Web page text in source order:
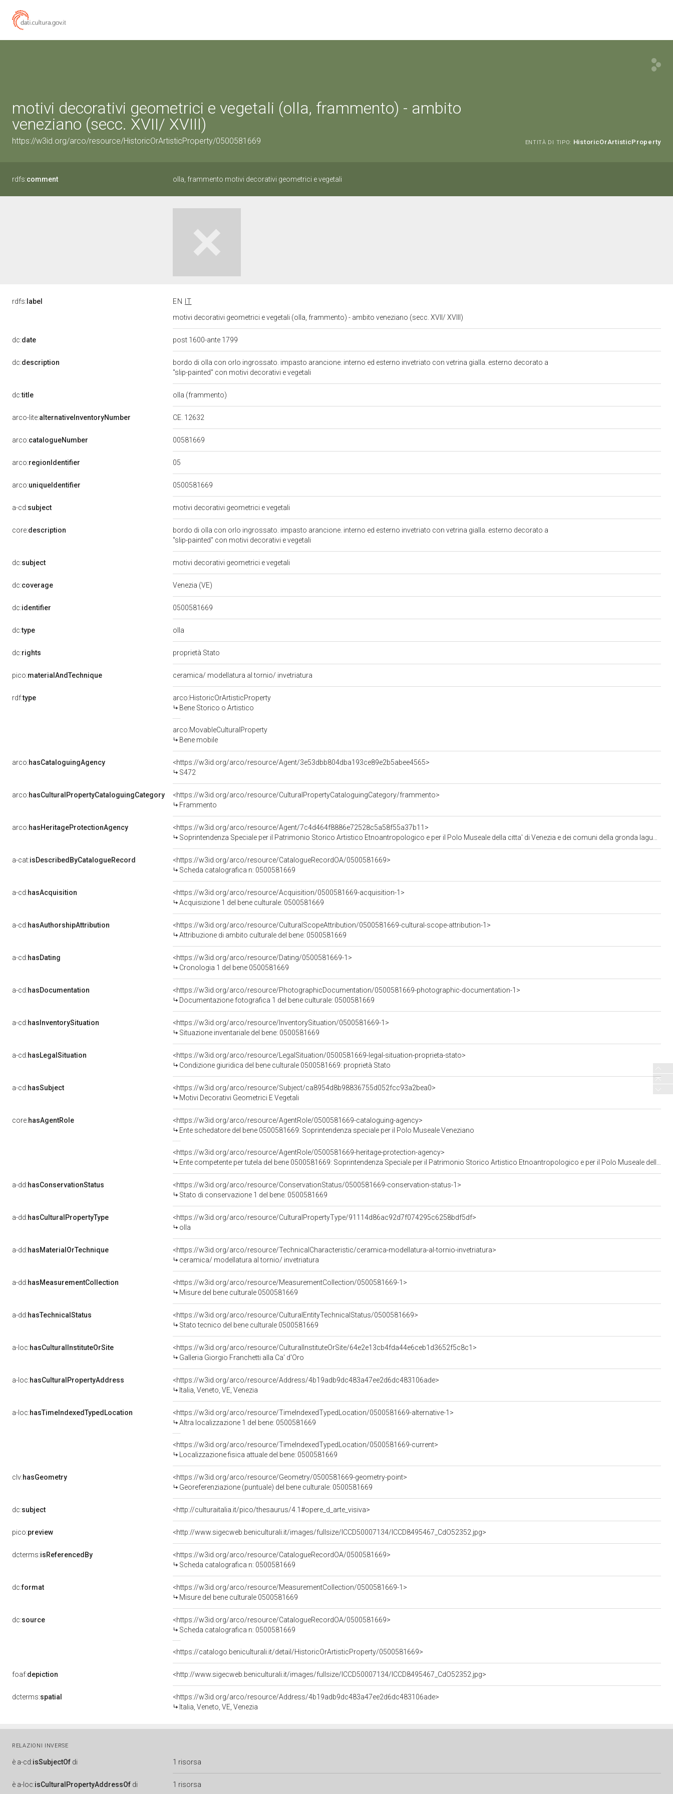
motivi decorativi geometrici e vegetali (olla, frammento) - ambito
veneziano (secc. XVII/ XVIII)
https://w3id.org/arco/resource/HistoricOrArtisticProperty/0500581669 ENTITÀ DI TIPO: HistoricOrArtisticProperty
rdfs:comment olla, frammento motivi decorativi geometrici e vegetali
rdfs: label EN
IT
motivi decorativi geometrici e vegetali (olla, frammento) - ambito veneziano (secc. XVII/ XVIII)
dc:date post 1600-ante 1799
dc:description
bordo di olla con orlo ingrossato. impasto arancione. interno ed esterno invetriato con vetrina gialla. esterno decorato a
"slip-painted" con motivi decorativi e vegetali
dc:title olla (frammento)
arco-lite:alternativeInventoryNumber CE. 12632
arco:catalogueNumber 00581669
arco:regionIdentifier 05
arco:uniqueIdentifier 0500581669
a-cd:subject motivi decorativi geometrici e vegetali
core:description
bordo di olla con orlo ingrossato. impasto arancione. interno ed esterno invetriato con vetrina gialla. esterno decorato a
"slip-painted" con motivi decorativi e vegetali
dc:subject motivi decorativi geometrici e vegetali
dc:coverage Venezia (VE)
dc:identifier 0500581669
dc:type olla
dc:rights proprietà Stato
pico:materialAndTechnique ceramica/ modellatura al tornio/ invetriatura
rdf:type
arco:HistoricOrArtisticProperty
Bene Storico o Artistico
arco:MovableCulturalProperty
Bene mobile
arco:hasCataloguingAgency
<https://w3id.org/arco/resource/Agent/3e53dbb804dba193ce89e2b5abee4565>
S472
arco:hasCulturalPropertyCataloguingCategory
<https://w3id.org/arco/resource/CulturalPropertyCataloguingCategory/frammento>
Frammento
arco:hasHeritageProtectionAgency
<https://w3id.org/arco/resource/Agent/7c4d464f8886e72528c5a58f55a37b11>
Soprintendenza Speciale per il Patrimonio Storico Artistico Etnoantropologico e per il Polo Museale della citta' di Venezia e dei comuni della gronda lagunare
a-cat:isDescribedByCatalogueRecord
<https://w3id.org/arco/resource/CatalogueRecordOA/0500581669>
Scheda catalografica n: 0500581669
a-cd:hasAcquisition
<https://w3id.org/arco/resource/Acquisition/0500581669-acquisition-1>
Acquisizione 1 del bene culturale: 0500581669
a-cd:hasAuthorshipAttribution
<https://w3id.org/arco/resource/CulturalScopeAttribution/0500581669-cultural-scope-attribution-1>
Attribuzione di ambito culturale del bene: 0500581669
a-cd:hasDating
<https://w3id.org/arco/resource/Dating/0500581669-1>
Cronologia 1 del bene 0500581669
a-cd:hasDocumentation
<https://w3id.org/arco/resource/PhotographicDocumentation/0500581669-photographic-documentation-1>
Documentazione fotografica 1 del bene culturale: 0500581669
a-cd:hasInventorySituation
<https://w3id.org/arco/resource/InventorySituation/0500581669-1>
Situazione inventariale del bene: 0500581669
a-cd:hasLegalSituation
<https://w3id.org/arco/resource/LegalSituation/0500581669-legal-situation-proprieta-stato>
Condizione giuridica del bene culturale 0500581669: proprietà Stato
a-cd:hasSubject
<https://w3id.org/arco/resource/Subject/ca8954d8b98836755d052fcc93a2bea0>
Motivi Decorativi Geometrici E Vegetali
core:hasAgentRole
<https://w3id.org/arco/resource/AgentRole/0500581669-cataloguing-agency>
Ente schedatore del bene 0500581669: Soprintendenza speciale per il Polo Museale Veneziano
<https://w3id.org/arco/resource/AgentRole/0500581669-heritage-protection-agency>
Ente competente per tutela del bene 0500581669: Soprintendenza Speciale per il Patrimonio Storico Artistico Etnoantropologico e per il Polo Museale della citta' di Venezia e dei comuni della gronda lagunare
a-dd:hasConservationStatus
<https://w3id.org/arco/resource/ConservationStatus/0500581669-conservation-status-1>
Stato di conservazione 1 del bene: 0500581669
a-dd:hasCulturalPropertyType
<https://w3id.org/arco/resource/CulturalPropertyType/91114d86ac92d7f074295c6258bdf5df>
olla
a-dd:hasMaterialOrTechnique
<https://w3id.org/arco/resource/TechnicalCharacteristic/ceramica-modellatura-al-tornio-invetriatura>
ceramica/ modellatura al tornio/ invetriatura
a-dd:hasMeasurementCollection
<https://w3id.org/arco/resource/MeasurementCollection/0500581669-1>
Misure del bene culturale 0500581669
a-dd:hasTechnicalStatus
<https://w3id.org/arco/resource/CulturalEntityTechnicalStatus/0500581669>
Stato tecnico del bene culturale 0500581669
a-loc:hasCulturalInstituteOrSite
<https://w3id.org/arco/resource/CulturalInstituteOrSite/64e2e13cb4fda44e6ceb1d3652f5c8c1>
Galleria Giorgio Franchetti alla Ca' d'Oro
a-loc:hasCulturalPropertyAddress
<https://w3id.org/arco/resource/Address/4b19adb9dc483a47ee2d6dc483106ade>
Italia, Veneto, VE, Venezia
a-loc:hasTimeIndexedTypedLocation
<https://w3id.org/arco/resource/TimeIndexedTypedLocation/0500581669-alternative-1>
Altra localizzazione 1 del bene: 0500581669
<https://w3id.org/arco/resource/TimeIndexedTypedLocation/0500581669-current>
Localizzazione fisica attuale del bene: 0500581669
clv:hasGeometry
<https://w3id.org/arco/resource/Geometry/0500581669-geometry-point>
Georeferenziazione (puntuale) del bene culturale: 0500581669
dc:subject <http://culturaitalia.it/pico/thesaurus/4.1#opere_d_arte_visiva>
pico:preview <http://www.sigecweb.beniculturali.it/images/fullsize/ICCD50007134/ICCD8495467_CdO52352.jpg>
dcterms:isReferencedBy
<https://w3id.org/arco/resource/CatalogueRecordOA/0500581669>
Scheda catalografica n: 0500581669
dc:format
<https://w3id.org/arco/resource/MeasurementCollection/0500581669-1>
Misure del bene culturale 0500581669
dc:source
<https://w3id.org/arco/resource/CatalogueRecordOA/0500581669>
Scheda catalografica n: 0500581669
<https://catalogo.beniculturali.it/detail/HistoricOrArtisticProperty/0500581669>
foaf:depiction <http://www.sigecweb.beniculturali.it/images/fullsize/ICCD50007134/ICCD8495467_CdO52352.jpg>
dcterms:spatial
<https://w3id.org/arco/resource/Address/4b19adb9dc483a47ee2d6dc483106ade>
Italia, Veneto, VE, Venezia
RELAZIONI INVERSE
è a-cd:isSubjectOf di 1 risorsa
è a-loc:isCulturalPropertyAddressOf di 1 risorsa